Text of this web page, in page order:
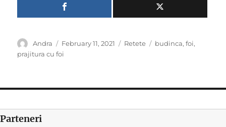
Author
Andra
Posted
on
February 11, 2021 Categories
Retete Tags
budinca,foi,
prajitura cu foi
Parteneri